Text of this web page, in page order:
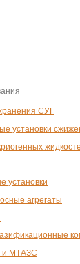
СУГ
установки
установки
агрегаты
и МТАЗС